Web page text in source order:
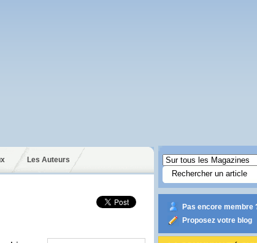
Les Auteurs
Pas encore membre
Proposez votre blog